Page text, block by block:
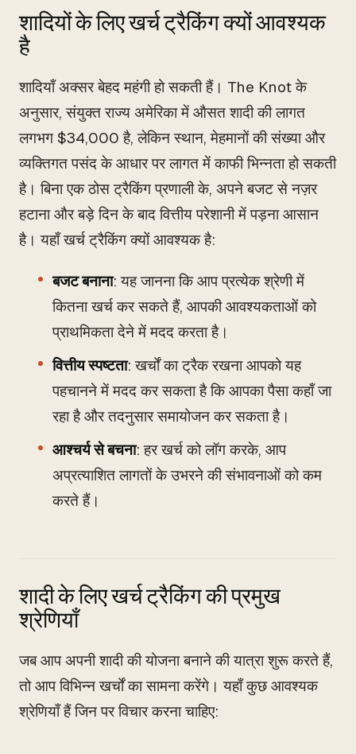
शादियों के लिए खर्च ट्रैकिंग क्यों आवश्यक
है
शादियाँ अक्सर बेहद महंगी हो सकती हैं। The Knot के
अनुसार, संयुक्त राज्य अमेरिका में औसत शादी की लागत
लगभग $34,000 है, लेकिन स्थान, मेहमानों की संख्या और
व्यक्तिगत पसंद के आधार पर लागत में काफी भिन्नता हो सकती
है। बिना एक ठोस ट्रैकिंग प्रणाली के, अपने बजट से नज़र
हटाना और बड़े दिन के बाद वित्तीय परेशानी में पड़ना आसान
है। यहाँ खर्च ट्रैकिंग क्यों आवश्यक है:
बजट बनाना: यह जानना कि आप प्रत्येक श्रेणी में
कितना खर्च कर सकते हैं, आपकी आवश्यकताओं को
प्राथमिकता देने में मदद करता है।
वित्तीय स्पष्टता: खर्चों का ट्रैक रखना आपको यह
पहचानने में मदद कर सकता है कि आपका पैसा कहाँ जा
रहा है और तदनुसार समायोजन कर सकता है।
आश्चर्य से बचना: हर खर्च को लॉग करके, आप
अप्रत्याशित लागतों के उभरने की संभावनाओं को कम
करते हैं।
शादी के लिए खर्च ट्रैकिंग की प्रमुख
श्रेणियाँ
जब आप अपनी शादी की योजना बनाने की यात्रा शुरू करते हैं,
तो आप विभिन्न खर्चों का सामना करेंगे। यहाँ कुछ आवश्यक
श्रेणियाँ हैं जिन पर विचार करना चाहिए: